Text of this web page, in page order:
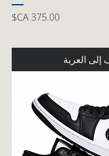
السعر
العربة